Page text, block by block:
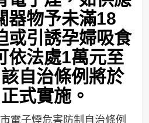
器物予未滿18
或引誘孕婦吸食
依法處1萬元至
自治條例將於
式實施。
電子煙危害防制自治條例